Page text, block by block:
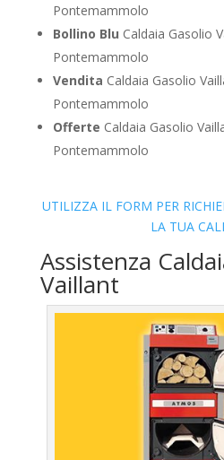
Pontemammolo
Bollino Blu Caldaia Gasolio
Pontemammolo
Vendita Caldaia Gasolio
Pontemammolo
Offerte Caldaia Gasolio
Pontemammolo
UTILIZZA IL FORM PER
LA TUA
Assistenza
Vaillant